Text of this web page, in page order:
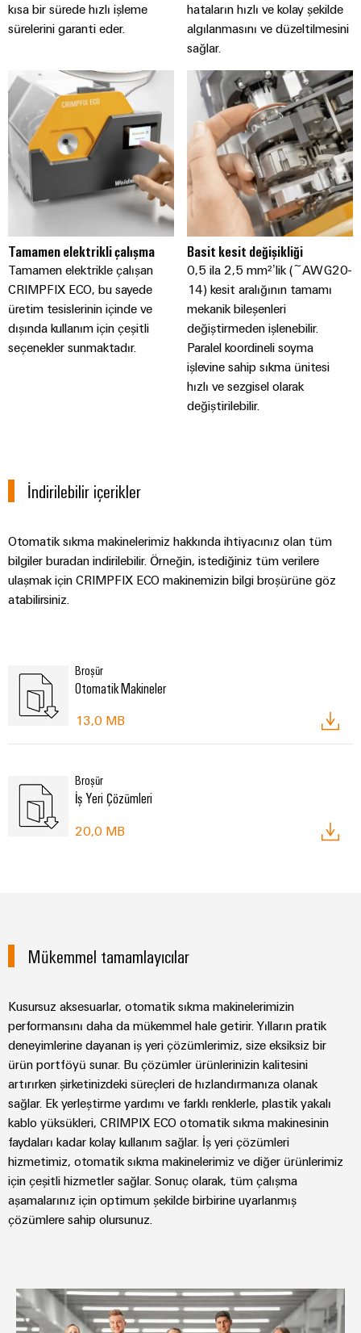
Ürün
inovasyonları
pratik
bağlantılar.
Endüstriyel
Bağlantı
inovasyonlarımız.
Çevresel
Ürün
Kontrolü
REACH,
SCIP ve
Weidmüller
kısa bir sürede hızlı işleme
sürelerini garanti eder.
hataların hızlı ve kolay şekilde
algılanmasını ve düzeltilmesini
sağlar.
Tamamen elektrikli çalışma
Tamamen elektrikle çalışan
CRIMPFIX ECO, bu sayede
üretim tesislerinin içinde ve
dışında kullanım için çeşitli
seçenekler sunmaktadır.
Basit kesit değişikliği
0,5 ila 2,5 mm²’lik (~AWG20-
14) kesit aralığının tamamı
mekanik bileşenleri
değiştirmeden işlenebilir.
Paralel koordineli soyma
işlevine sahip sıkma ünitesi
hızlı ve sezgisel olarak
değiştirilebilir.
İndirilebilir içerikler
Otomatik sıkma makinelerimiz hakkında ihtiyacınız olan tüm
bilgiler buradan indirilebilir. Örneğin, istediğiniz tüm verilere
ulaşmak için CRIMPFIX ECO makinemizin bilgi broşürüne göz
atabilirsiniz.
Broşür
Otomatik Makineler
13,0 MB
Broşür
İş Yeri Çözümleri
20,0 MB
Mükemmel tamamlayıcılar
Kusursuz aksesuarlar, otomatik sıkma makinelerimizin
performansını daha da mükemmel hale getirir. Yılların pratik
deneyimlerine dayanan iş yeri çözümlerimiz, size eksiksiz bir
ürün portföyü sunar. Bu çözümler ürünlerinizin kalitesini
artırırken şirketinizdeki süreçleri de hızlandırmanıza olanak
sağlar. Ek yerleştirme yardımı ve farklı renklerle, plastik yakalı
kablo yüksükleri, CRIMPIX ECO otomatik sıkma makinesinin
faydaları kadar kolay kullanım sağlar. İş yeri çözümleri
hizmetimiz, otomatik sıkma makinelerimiz ve diğer ürünlerimiz
için çeşitli hizmetler sağlar. Sonuç olarak, tüm çalışma
aşamalarınız için optimum şekilde birbirine uyarlanmış
çözümlere sahip olursunuz.
İş Yeri Çözümleri